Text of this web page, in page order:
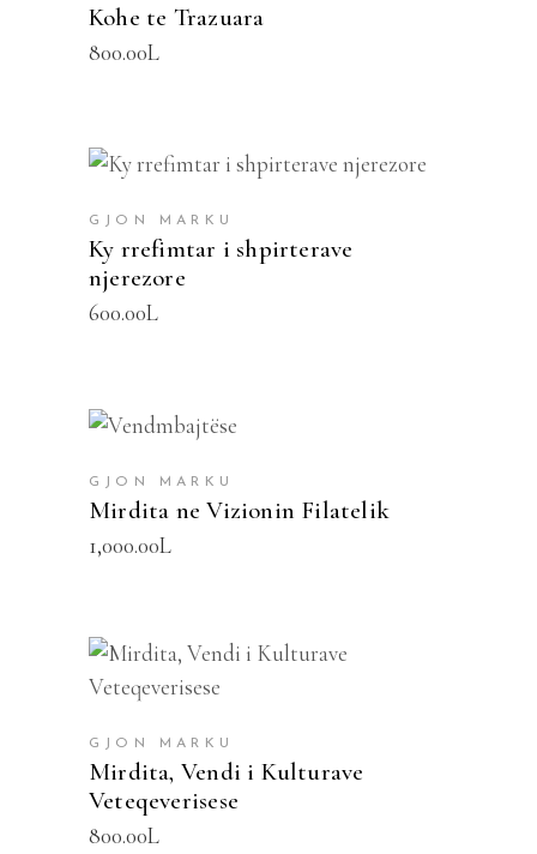
Kohe te Trazuara
800.00L
SHTOJE NË SHPORTË
GJON MARKU
Ky rrefimtar i shpirterave
njerezore
600.00L
SHTOJE NË SHPORTË
GJON MARKU
Mirdita ne Vizionin Filatelik
1,000.00L
SHTOJE NË SHPORTË
GJON MARKU
Mirdita, Vendi i Kulturave
Veteqeverisese
800.00L